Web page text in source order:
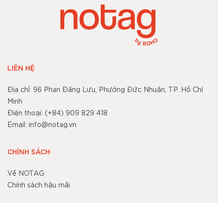
LIÊN HỆ
Địa chỉ: 96 Phan Đăng Lưu, Phường Đức Nhuận, TP. Hồ Chí
Minh
Điện thoại: (+84) 909 829 418
Email: info@notag.vn
CHÍNH SÁCH
Về NOTAG
Chính sách hậu mãi